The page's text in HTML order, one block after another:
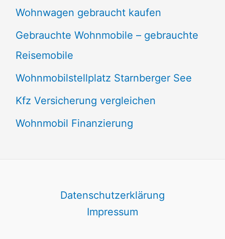
Wohnwagen gebraucht kaufen
Gebrauchte Wohnmobile – gebrauchte
Reisemobile
Wohnmobilstellplatz Starnberger See
Kfz Versicherung vergleichen
Wohnmobil Finanzierung
Datenschutzerklärung
Impressum